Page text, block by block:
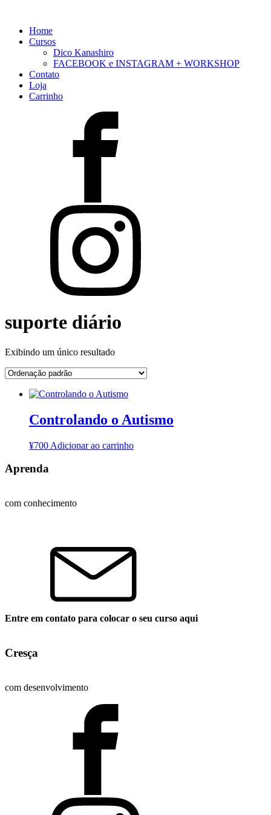
Home
Cursos
Dico Kanashiro
FACEBOOK e INSTAGRAM + WORKSHOP
Contato
Loja
Carrinho
suporte diário
Exibindo um único resultado
Controlando o Autismo
¥700 Adicionar ao carrinho
Aprenda
com conhecimento
Entre em contato para colocar o seu curso aqui
Cresça
com desenvolvimento